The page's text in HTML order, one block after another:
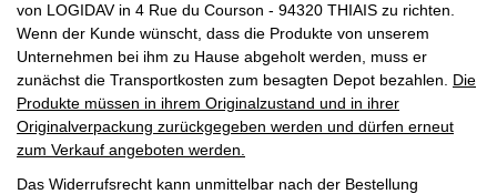
von LOGIDAV in 4 Rue du Courson - 94320 THIAIS zu richten.
Wenn der Kunde wünscht, dass die Produkte von unserem
Unternehmen bei ihm zu Hause abgeholt werden, muss er
zunächst die Transportkosten zum besagten Depot bezahlen. Die
Produkte müssen in ihrem Originalzustand und in ihrer
Originalverpackung zurückgegeben werden und dürfen erneut
zum Verkauf angeboten werden.
Das Widerrufsrecht kann unmittelbar nach der Bestellung